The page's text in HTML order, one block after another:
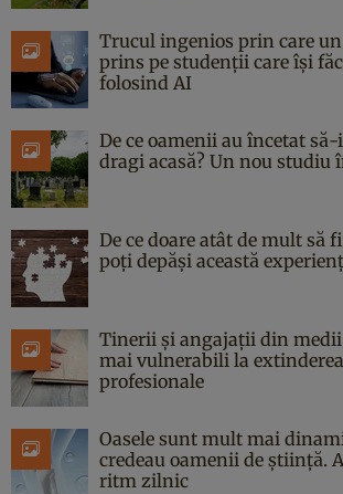
Trucul ingenios prin care
prins pe studenții care își
folosind AI
De ce oamenii au încetat
dragi acasă? Un nou studiu
De ce doare atât de mult să
poți depăși această
Tinerii și angajații din medii
mai vulnerabili la
profesionale
Oasele sunt mult mai
credeau oamenii de știință.
ritm zilnic